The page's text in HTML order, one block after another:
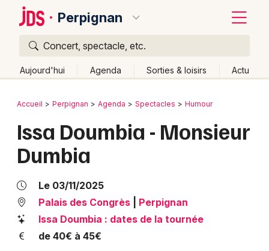
Perpignan
Concert, spectacle, etc.
Aujourd'hui Agenda Sorties & loisirs Actu
Publier un événement
Grands événements
Activité & Expérience
Manifestations
Bordeaux
Colmar
Lyon
Marseille
Retour
Accueil Perpignan Agenda Spectacles Humour
Issa Doumbia - Monsieur
Dumbia
Le 03/11/2025
Palais des Congrès
Perpignan
Issa Doumbia : dates de la tournée
de 40€ à 45€
Quoi ?
Où ?
Languedoc-Roussillon
Partout
Près de moi
Changer de lieu
Ce week-end